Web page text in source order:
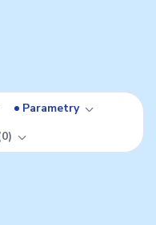
Parametry
0